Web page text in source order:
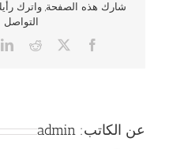
شارك هذه الصفحة, واترك
Facebook
X
Reddit
عن الكاتب: admin